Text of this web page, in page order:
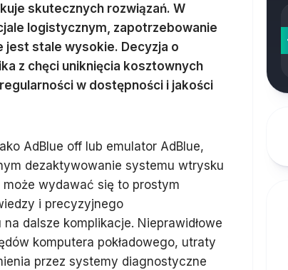
skutecznych rozwiązań. W
logistycznym, zapotrzebowanie
jest stale wysokie. Decyzja o
z chęci uniknięcia kosztownych
w dostępności i jakości
AdBlue off lub emulator AdBlue,
dezaktywowanie systemu wtrysku
może wydawać się to prostym
i precyzyjnego
dalsze komplikacje. Nieprawidłowe
komputera pokładowego, utraty
przez systemy diagnostyczne